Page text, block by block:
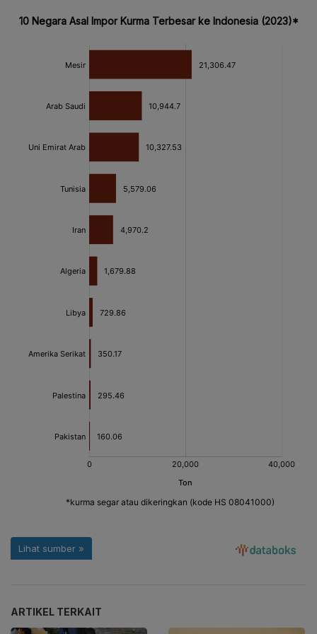
ARTIKEL TERKAIT